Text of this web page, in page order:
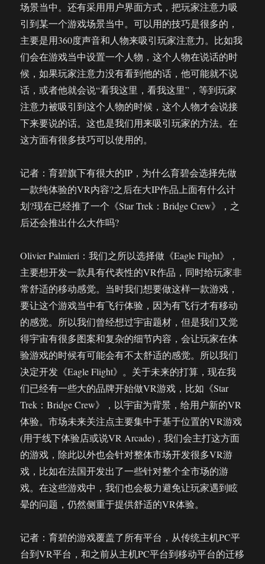
场景当中。还有采用用户界面方式，把玩家注意力吸
引到某一个游戏场景当中。可以用的技巧是很多的，
主要是用360度声音和人物来吸引玩家注意力。比如我
们会在游戏当中设置一个人物，这个人物在说话的时
候，如果玩家注意力没有看到他的话，他可能就不说
话，或者他就会说“看我这里，看我这里”，等到玩家
注意力被吸引到这个人物的时候，这个人物才会说接
下来要说的话。这也是我们用来吸引玩家的方法。在
这方面有很多技巧可以使用的。
记者：育碧旗下有很大的IP，为什么育碧会选择先做
一款纯体验的VR内容?之后在大IP作品上面有什么计
划?现在已经推了一个《Star Trek：Bridge Crew》，之
后还会推出什么大作吗?
Olivier Palmieri：我们之所以选择做《Eagle Flight》，
主要想开发一款具有代表性的VR作品，同时给玩家非
常舒适的移动感觉。当时我们想要做这样一款游戏，
要让这个游戏当中有飞行体验，因为有飞行才有移动
的感觉。所以我们曾经想过宇宙题材，但是我们又觉
得宇宙有很多图案和复杂的细节内容，会让玩家在体
验游戏的时候有可能会有不太舒适的感觉。所以我们
决定开发《Eagle Flight》。关于未来的打算，现在我
们已经有一些大的品牌开始做VR游戏，比如《Star
Trek：Bridge Crew》，以宇宙为背景，给用户新的VR
体验。市场未来关注点主要集中于基于位置的VR游戏
(用于线下体验店或说VR Arcade)，我们会主打这方面
的游戏，除此以外也会针对整体市场开发很多VR游
戏，比如在法国开发出了一些针对整个全市场的游
戏。在这些游戏中，我们也会极力避免让玩家遇到眩
晕的问题，仍然侧重于提供舒适的VR体验。
记者：育碧的游戏覆盖了所有平台，从传统主机PC平
台到VR平台，和之前从主机PC平台到移动平台的迁移